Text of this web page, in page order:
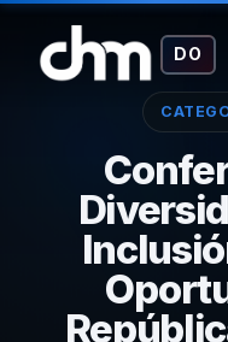
DO